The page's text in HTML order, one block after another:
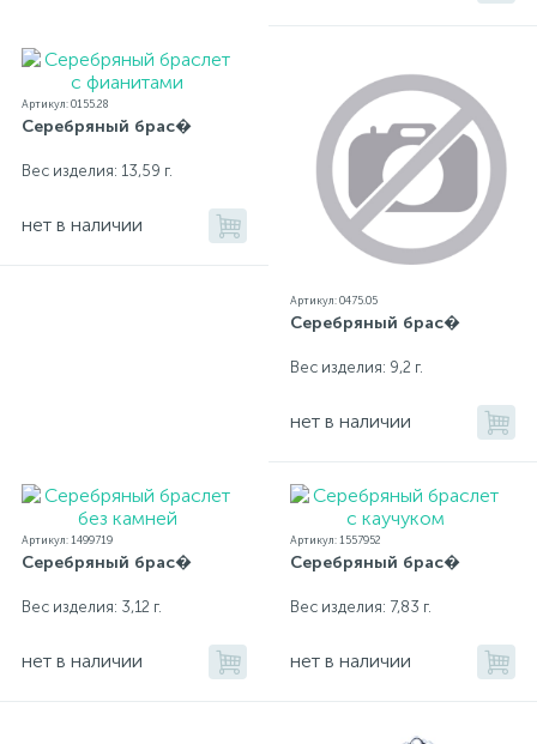
Артикул: 0155.28
Серебряный брас�
Вес изделия: 13,59 г.
нет в наличии
Артикул: 0475.05
Серебряный брас�
Вес изделия: 9,2 г.
нет в наличии
Артикул: 1499719
Серебряный брас�
Вес изделия: 3,12 г.
нет в наличии
Артикул: 1557952
Серебряный брас�
Вес изделия: 7,83 г.
нет в наличии